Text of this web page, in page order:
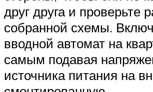
друг друга и проверьте
собранной схемы.
вводной автомат на
самым подавая
источника питания на